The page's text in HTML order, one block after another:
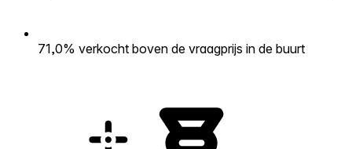
71,0% verkocht boven de vraagprijs in de buurt